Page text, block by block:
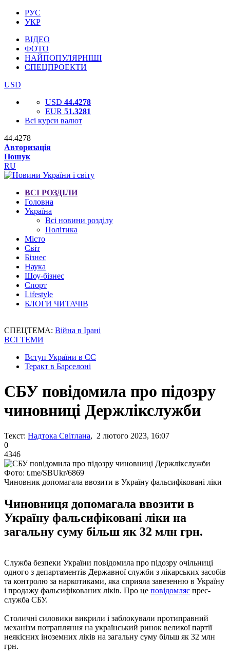
РУС
УКР
ВІДЕО
ФОТО
НАЙПОПУЛЯРНІШІ
СПЕЦПРОЕКТИ
USD
USD 44.4278
EUR 51.3281
Всі курси валют
44.4278
Авторизація
Пошук
RU
ВСІ РОЗДІЛИ
Головна
Україна
Всі новини розділу
Політика
Місто
Світ
Бізнес
Наука
Шоу-бізнес
Спорт
Lifestyle
БЛОГИ ЧИТАЧІВ
СПЕЦТЕМА: Війна в Ірані
ВСІ ТЕМИ
Вступ України в ЄС
Теракт в Барселоні
СБУ повідомила про підозру
чиновниці Держлікслужби
Текст: Надтока Світлана, 2 лютого 2023, 16:07
0
4346
Фото: t.me/SBUkr/6869
Чиновник допомагала ввозити в Україну фальсифіковані ліки
Чиновниця допомагала ввозити в
Україну фальсифіковані ліки на
загальну суму більш як 32 млн грн.
Служба безпеки України повідомила про підозру очільниці
одного з департаментів Державної служби з лікарських засобів
та контролю за наркотиками, яка сприяла завезенню в Україну
і продажу фальсифікованих ліків. Про це повідомляє прес-
служба СБУ.
Столичні силовики викрили і заблокували протиправний
механізм потрапляння на український ринок великої партії
неякісних іноземних ліків на загальну суму більш як 32 млн
грн.